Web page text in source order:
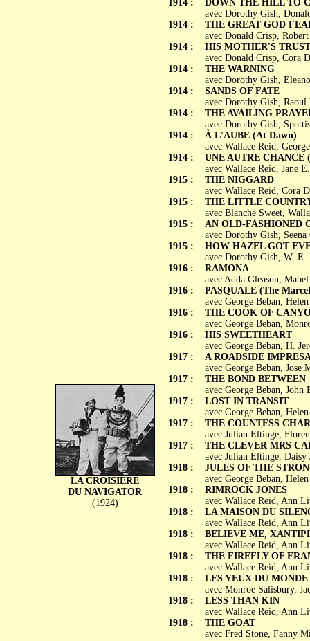
LA CROISIÈRE
DU NAVIGATOR
(1924)
1914 :
1914 :
1914 :
1914 :
1914 :
1914 :
1914 :
1914 :
1915 :
1915 :
1915 :
1915 :
1916 :
1916 :
1916 :
1916 :
1917 :
1917 :
1917 :
1917 :
1917 :
1918 :
1918 :
1918 :
1918 :
1918 :
1918 :
1918 :
1918 :
DOWN THE HILL TO
avec Dorothy Gish,
THE GREAT GOD
avec Donald Crisp,
HIS MOTHER'S TRUST
avec Donald Crisp, Cora
THE WARNING
avec Dorothy Gish,
SANDS OF FATE
avec Dorothy Gish, Raoul
THE AVAILING
avec Dorothy Gish,
À L'AUBE (At Dawn)
avec Wallace Reid,
UNE AUTRE CHANCE
avec Wallace Reid, Jane
THE NIGGARD
avec Wallace Reid, Cora
THE LITTLE
avec Blanche Sweet,
AN OLD-FASHIONED
avec Dorothy Gish,
HOW HAZEL GOT
avec Dorothy Gish, W. E.
RAMONA
avec Adda Gleason,
PASQUALE (The
avec George Beban,
THE COOK OF
avec George Beban,
HIS SWEETHEART
avec George Beban, H.
A ROADSIDE
avec George Beban,
THE BOND BETWEEN
avec George Beban,
LOST IN TRANSIT
avec George Beban,
THE COUNTESS
avec Julian Eltinge,
THE CLEVER MRS
avec Julian Eltinge, Daisy
JULES OF THE
avec George Beban,
RIMROCK JONES
avec Wallace Reid, Ann
LA MAISON DU
avec Wallace Reid, Ann
BELIEVE ME,
avec Wallace Reid, Ann
THE FIREFLY OF
avec Wallace Reid, Ann
LES YEUX DU
avec Monroe Salisbury,
LESS THAN KIN
avec Wallace Reid, Ann
THE GOAT
avec Fred Stone, Fanny